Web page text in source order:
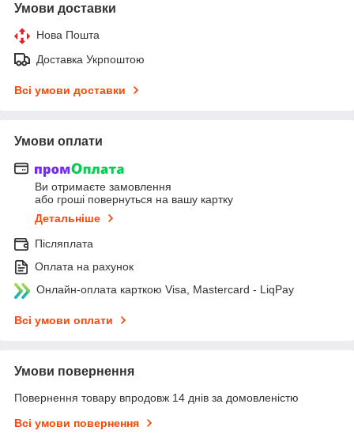
Умови доставки
Нова Пошта
Доставка Укрпоштою
Всі умови доставки
Умови оплати
Ви отримаєте замовлення
або гроші повернуться на вашу картку
Детальніше
Післяплата
Оплата на рахунок
Онлайн-оплата карткою Visa, Mastercard - LiqPay
Всі умови оплати
Умови повернення
Повернення товару впродовж 14 днів за домовленістю
Всі умови повернення